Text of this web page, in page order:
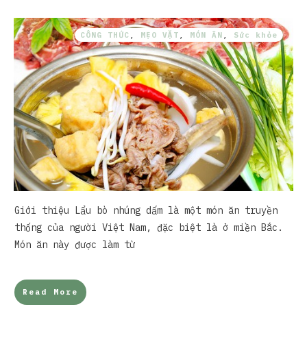
CÔNG THỨC MẸO VẶT MÓN ĂN Sức khỏe
Giới thiệu Lẩu bò nhúng dấm là một món ăn truyền
thống của người Việt Nam, đặc biệt là ở miền Bắc.
Món ăn này được làm từ
Read More